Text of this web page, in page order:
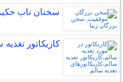
سخنان ناب
کاریکاتور تغذیه